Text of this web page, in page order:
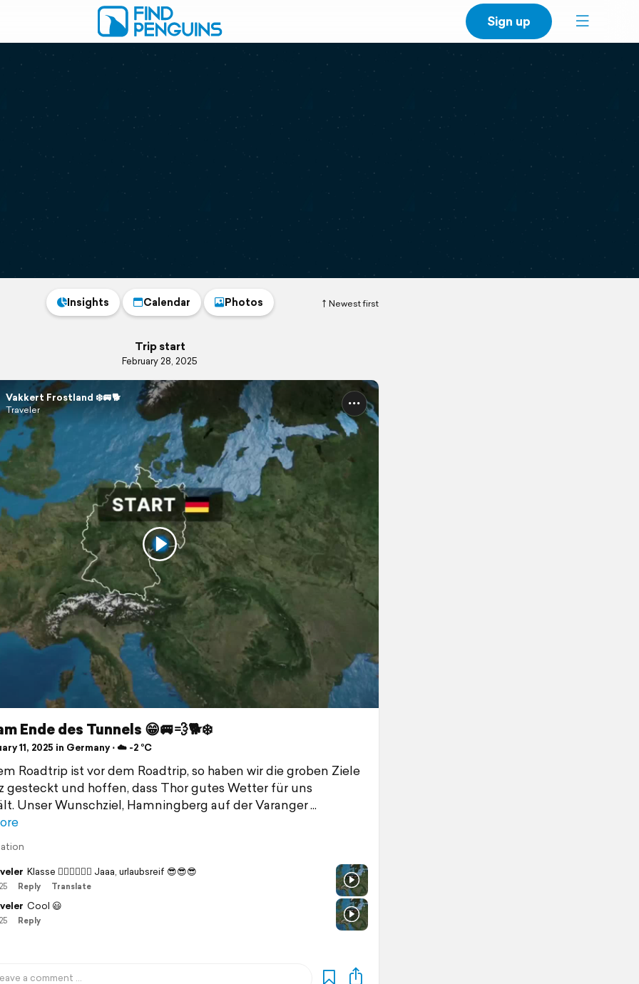
Sign up
Newest first
Insights Calendar Photos
Trip start
February 28, 2025
Vakkert Frostland ❄️🚐🐕
Traveler
Ende des Tunnels 😁🚐💨🐕❄️
11, 2025 in Germany ⋅ ☁️ -2 °C
Roadtrip ist vor dem Roadtrip, so haben wir die groben Ziele
gesteckt und hoffen, dass Thor gutes Wetter für uns
Unser Wunschziel, Hamningberg auf der Varanger
Klasse 👍🏻👍🏻👍🏻 Jaaa, urlaubsreif 😎😎😎
Reply Translate
Cool 😃
Reply